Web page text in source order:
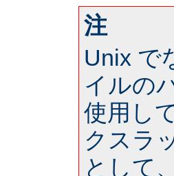
注
Unix で
イルの
使用し
クスラ
として